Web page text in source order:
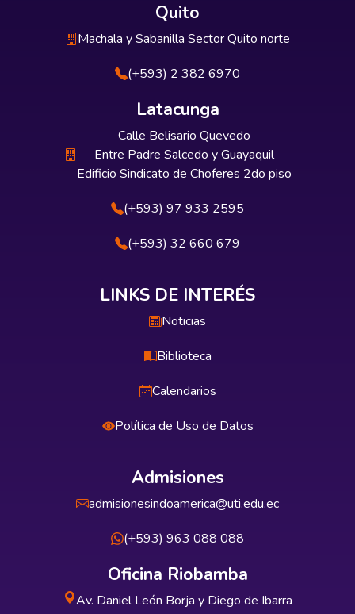
Quito
Machala y Sabanilla Sector Quito norte
(+593) 2 382 6970
Latacunga
Calle Belisario Quevedo
Entre Padre Salcedo y Guayaquil
Edificio Sindicato de Choferes 2do piso
(+593) 97 933 2595
(+593) 32 660 679
LINKS DE INTERÉS
Noticias
Biblioteca
Calendarios
Política de Uso de Datos
Admisiones
admisionesindoamerica@uti.edu.ec
(+593) 963 088 088
Oficina Riobamba
Av. Daniel León Borja y Diego de Ibarra